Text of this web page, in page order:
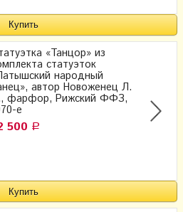
«Танцор» из
статуэток
народный
автор Новоженец Л.
фарфор, Рижский ФФЗ,
е
500 Р